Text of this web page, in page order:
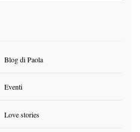
Blog di Paola
Eventi
Love stories